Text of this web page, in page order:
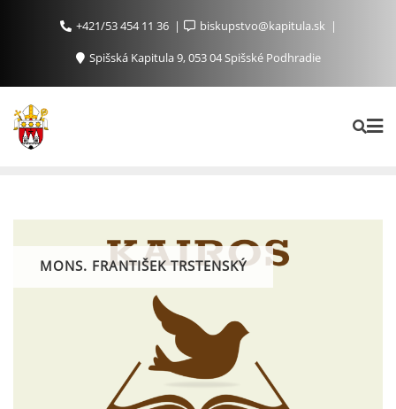
+421/53 454 11 36
biskupstvo@kapitula.sk
Spišská Kapitula 9, 053 04 Spišské Podhradie
MONS. FRANTIŠEK TRSTENSKÝ